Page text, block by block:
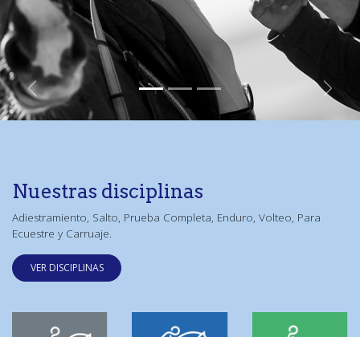
Anterior
Nuestras disciplinas
Adiestramiento, Salto, Prueba Completa, Enduro, Volteo, Para
Ecuestre y Carruaje.
VER DISCI​​PLINAS